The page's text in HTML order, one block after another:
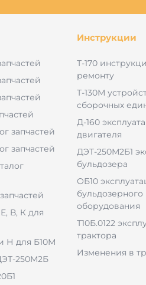
запчастей
запчастей
В, К для
Н для Б10М
250М2Б
Инструкции
Т-170
ремонту
Т-130М
сборочных
Д-160
двигателя
ДЭТ-250М2Б1
бульдозера
ОБ10
бульдозерного
оборудования
Т10Б.0122
трактора
Изменения в